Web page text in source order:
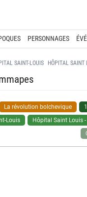
PERSONNAGES
SAINT-LOUIS HÔPITAL SAINT
La révolution bolchevique
Louis
Hôpital Saint Louis